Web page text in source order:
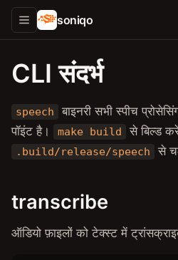
soniqo
CLI संदर्भ
speech
बाइनरी सभी स्पीच
पॉइंट है।
make build से बिल्ड
.build/release/speech से
transcribe
ऑडियो फ़ाइलों को टेक्स्ट में